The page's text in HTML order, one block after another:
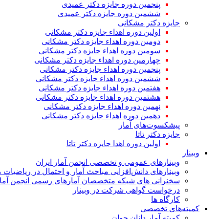
پنجمین دوره جایزه دکتر عمیدی
ششمین دوره جایزه دکتر عمیدی
جایزه دکتر مشکانی
اولین دوره اهداء جایزه دکتر مشکانی
دومین دوره اهداء جایزه دکتر مشکانی
سومین دوره اهداء جایزه دکتر مشکانی
چهارمین دوره اهداء جایزه دکتر مشکانی
پنجمین دوره اهداء جایزه دکتر مشکانی
ششمین دوره اهداء جایزه دکتر مشکانی
هفتمین دوره اهداء جایزه دکتر مشکانی
هشتمین دوره اهداء جایزه دکتر مشکانی
نهمین دوره اهداء جایزه دکتر مشکانی
دهمین دوره اهداء جایزه دکتر مشکانی
پیشکسوت‌های آمار
جایزه دکتر تاتا
اولین دوره اهدا جایزه دکتر تاتا
وبینار
وبینارهای عمومی و تخصصی انجمن آمار ایران
وبینارهای دانش‌افزایی مباحث آمار و احتمال در
سخنرانی های شبکه متخصصان آمارهای رسمی انجمن
درخواست گواهی شرکت در وبینار
کارگاه ها
کمیته‌های تخصصی